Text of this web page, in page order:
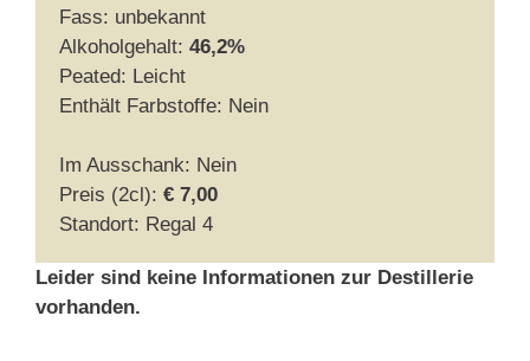
Fass: unbekannt
Alkoholgehalt: 46,2%
Peated: Leicht
Enthält Farbstoffe: Nein
Im Ausschank: Nein
Preis (2cl): € 7,00
Standort: Regal 4
Leider sind keine Informationen zur Destillerie
vorhanden.